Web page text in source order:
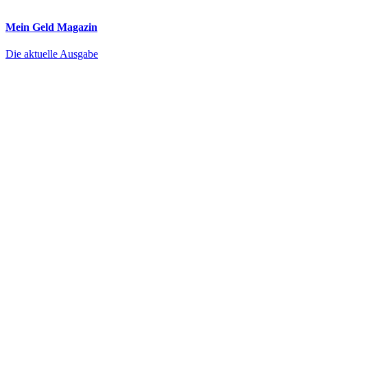
Mein Geld Magazin
Die aktuelle Ausgabe